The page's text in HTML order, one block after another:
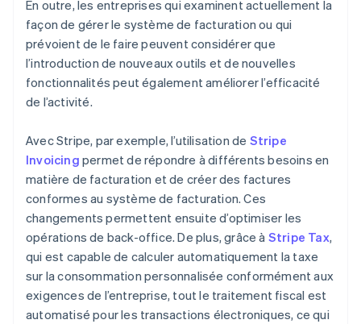
En outre, les entreprises qui examinent actuellement la
façon de gérer le système de facturation ou qui
prévoient de le faire peuvent considérer que
l’introduction de nouveaux outils et de nouvelles
fonctionnalités peut également améliorer l’efficacité
de l’activité.
Avec Stripe, par exemple, l’utilisation de Stripe
Invoicing permet de répondre à différents besoins en
matière de facturation et de créer des factures
conformes au système de facturation. Ces
changements permettent ensuite d’optimiser les
opérations de back-office. De plus, grâce à Stripe Tax,
qui est capable de calculer automatiquement la taxe
sur la consommation personnalisée conformément aux
exigences de l’entreprise, tout le traitement fiscal est
automatisé pour les transactions électroniques, ce qui